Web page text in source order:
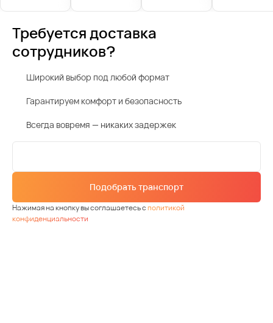
Требуется доставка
сотрудников?
Широкий выбор под любой формат
Гарантируем комфорт и безопасность
Всегда вовремя — никаких задержек
Подобрать транспорт
Нажимая на кнопку вы соглашаетесь сполитикой
конфиденциальности